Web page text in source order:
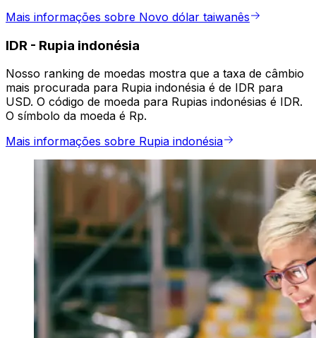
Mais informações sobre Novo dólar taiwanês
IDR - Rupia indonésia
Nosso ranking de moedas mostra que a taxa de câmbio
mais procurada para Rupia indonésia é de IDR para
USD. O código de moeda para Rupias indonésias é IDR.
O símbolo da moeda é Rp.
Mais informações sobre Rupia indonésia